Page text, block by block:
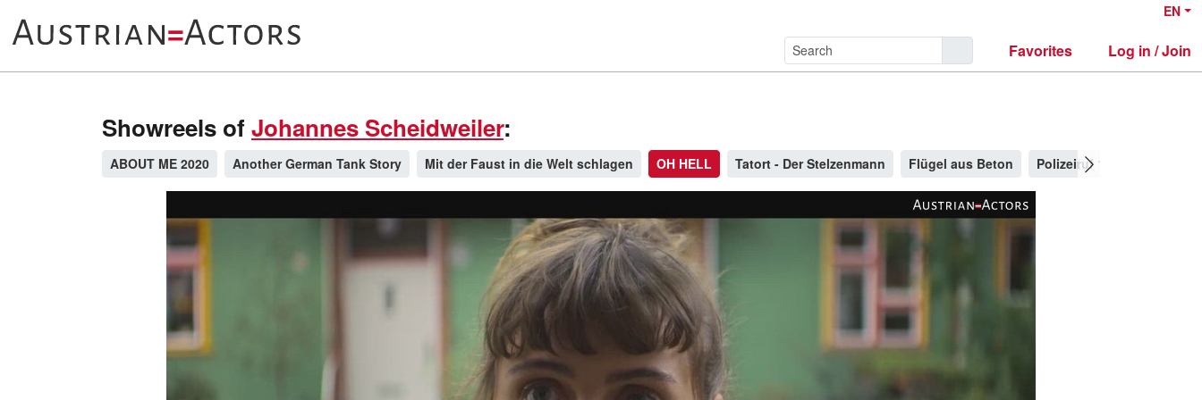
EN
Favorites Log in / Join
Showreels ofJohannes Scheidweiler:
ABOUT ME 2020 Another German Tank Story Mit der Faust in die Welt schlagen OH HELL Tatort - Der Stelzenmann Flügel aus Beton Polizeiruf 110 -